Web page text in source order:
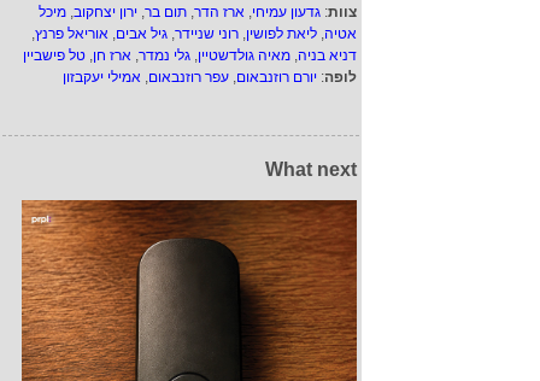
צוות: גדעון עמיחי, ארז הדר, תום בר, ירון יצחקוב, מיכל
אטיה, ליאת לפושין, רוני שניידר, גיל אבים, אוריאל פרנץ,
דניא בניה, מאיה גולדשטיין, גלי נמדר, ארז חן, טל פישביין
לופה: יורם רוזנבאום, עפר רוזנבאום, אמילי יעקבזון
What next